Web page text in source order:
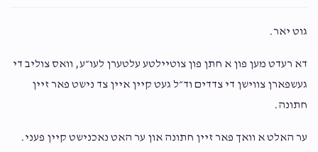
Sold
טלית וואכן ולשב״ק לחתן
$360.00
Sold
$340.00
Joseph GreenfeldMordchei Gelb
$54.00
גוט יאר.
דא רעדט מען פון ‎א חתן פון צוטיילטע עלטערן לעו״ע, וואס צוליב די
געשפארן צווישן די צדדים וד״ל געט קיין איין צד נישט פאר זיין
חתונה.
ער האלט א וואך פאר זיין חתונה און ער האט נאכנישט קיין פעני.